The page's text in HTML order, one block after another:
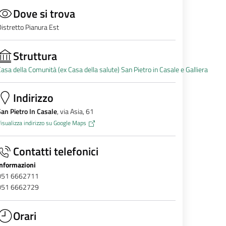
Dove si trova
Pianura Est
Struttura
della Comunità (ex Casa della salute) San Pietro in Casale e Galliera
Indirizzo
Pietro In Casale, via Asia, 61
indirizzo su Google Maps
Contatti telefonici
6662711
6662729
Orari